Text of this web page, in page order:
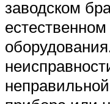
заводском